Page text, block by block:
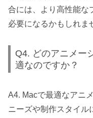
合には、より高性能な
必要になるかもしれま
Q4. どのアニメー
適なのですか？
A4. Macで最適なアニ
ニーズや制作スタイル